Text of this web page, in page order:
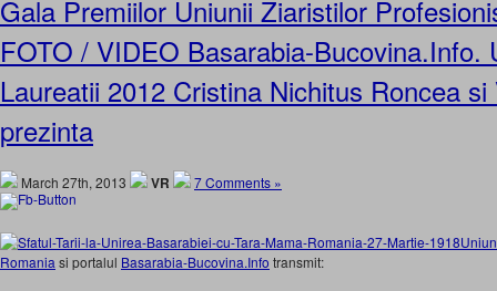
Gala Premiilor Uniunii Ziaristilor
FOTO / VIDEO Basarabia-Bucovina.Info.
Laureatii 2012 Cristina Nichitus Roncea
prezinta
March 27th, 2013 VR 7 Comments »
Romania si portalul Basarabia-Bucovina.Info transmit: